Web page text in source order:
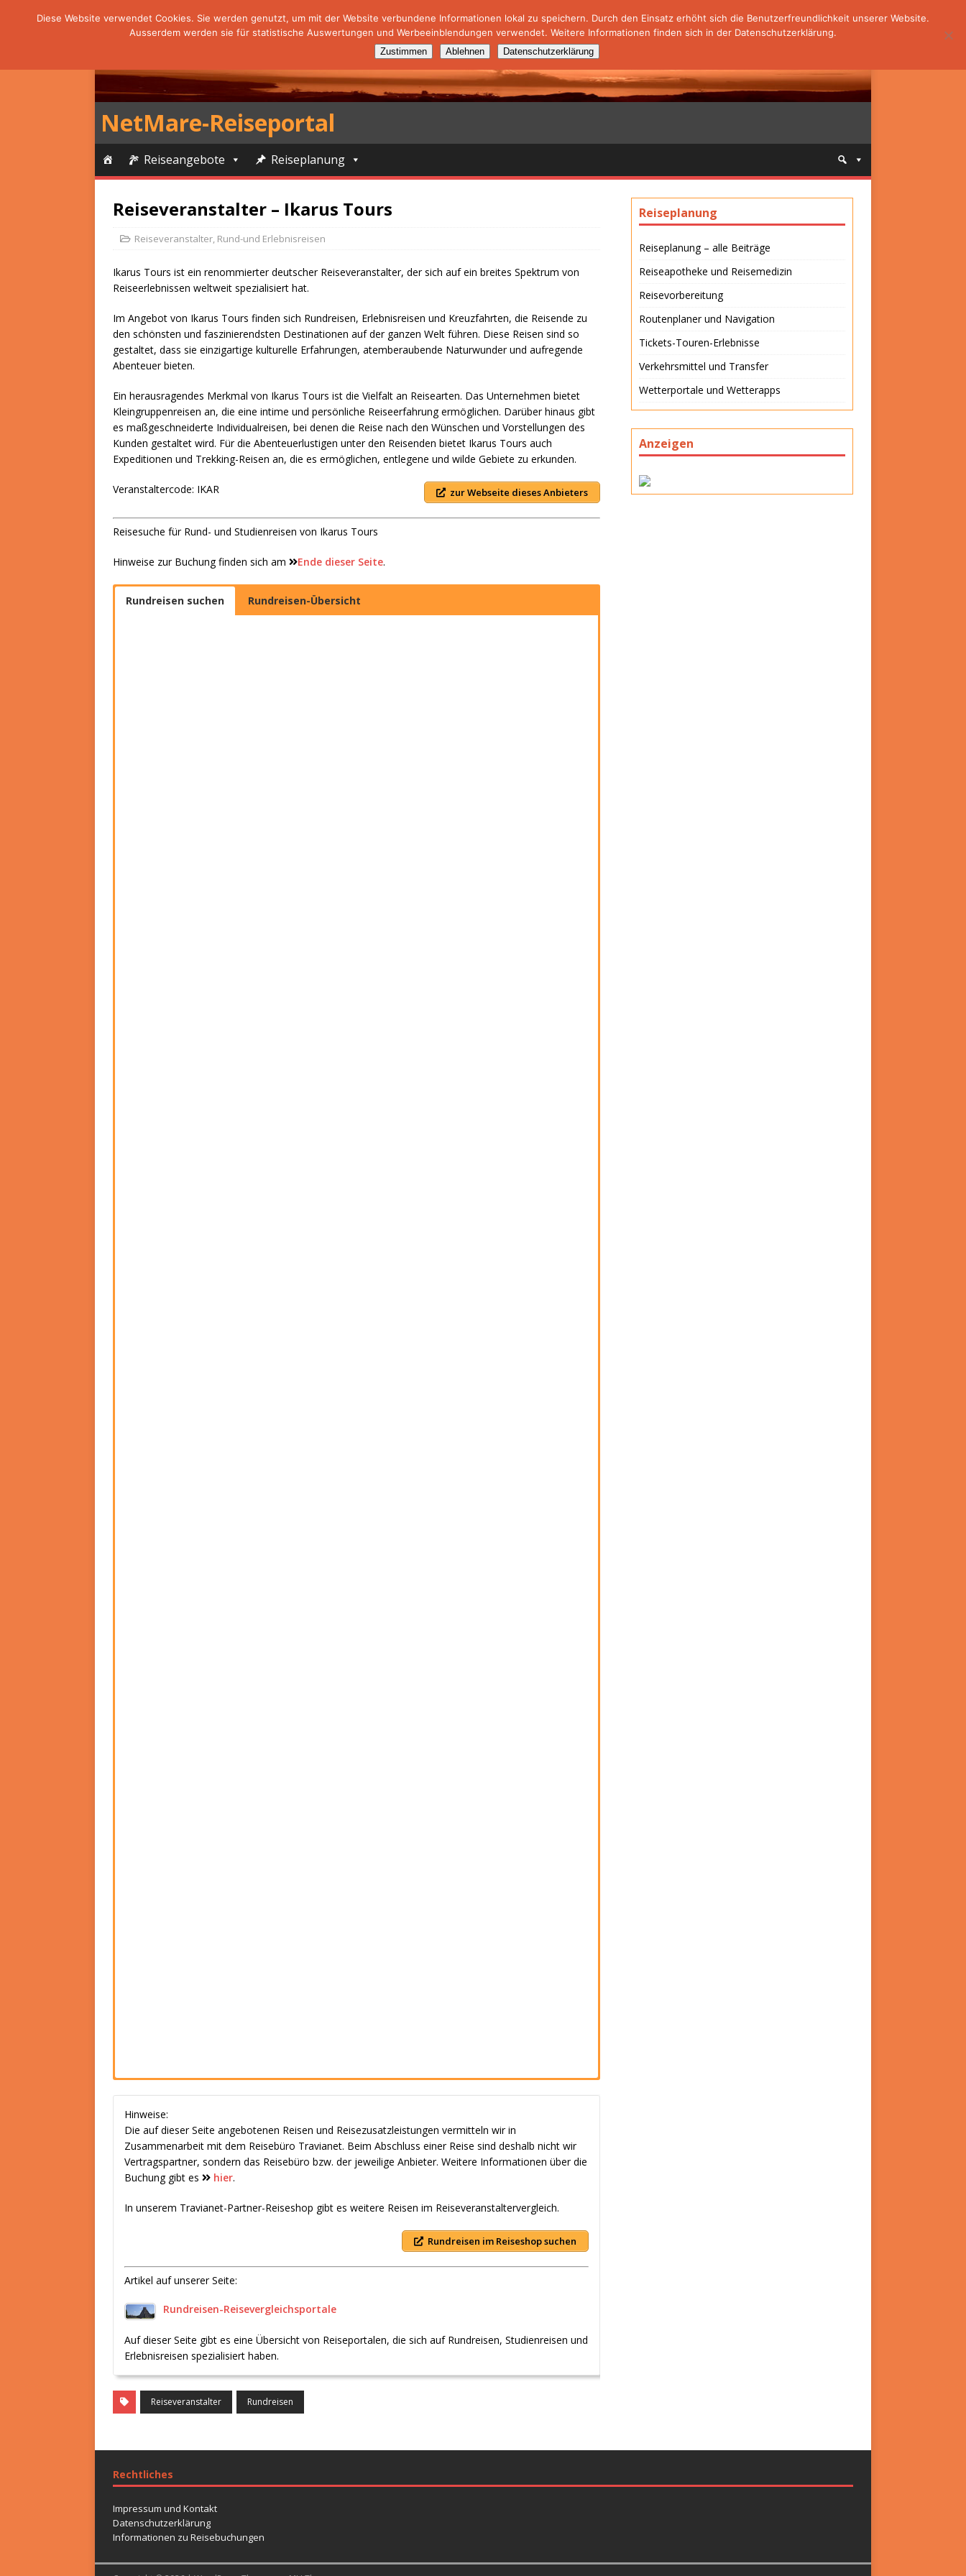
NetMare-Reiseportal
Reiseangebote Reiseplanung
Reiseveranstalter – Ikarus Tours
Reiseveranstalter, Rund-und Erlebnisreisen
Ikarus Tours ist ein renommierter deutscher Reiseveranstalter, der sich auf ein breites Spektrum von
Reiseerlebnissen weltweit spezialisiert hat.
Im Angebot von Ikarus Tours finden sich Rundreisen, Erlebnisreisen und Kreuzfahrten, die Reisende zu
den schönsten und faszinierendsten Destinationen auf der ganzen Welt führen. Diese Reisen sind so
gestaltet, dass sie einzigartige kulturelle Erfahrungen, atemberaubende Naturwunder und aufregende
Abenteuer bieten.
Ein herausragendes Merkmal von Ikarus Tours ist die Vielfalt an Reisearten. Das Unternehmen bietet
Kleingruppenreisen an, die eine intime und persönliche Reiseerfahrung ermöglichen. Darüber hinaus gibt
es maßgeschneiderte Individualreisen, bei denen die Reise nach den Wünschen und Vorstellungen des
Kunden gestaltet wird. Für die Abenteuerlustigen unter den Reisenden bietet Ikarus Tours auch
Expeditionen und Trekking-Reisen an, die es ermöglichen, entlegene und wilde Gebiete zu erkunden.
Veranstaltercode: IKAR zur Webseite dieses Anbieters
Reisesuche für Rund- und Studienreisen von Ikarus Tours
Hinweise zur Buchung finden sich am Ende dieser Seite.
Rundreisen suchen Rundreisen-Übersicht
Hinweise:
Die auf dieser Seite angebotenen Reisen und Reisezusatzleistungen vermitteln wir in
Zusammenarbeit mit dem Reisebüro Travianet. Beim Abschluss einer Reise sind deshalb nicht wir
Vertragspartner, sondern das Reisebüro bzw. der jeweilige Anbieter. Weitere Informationen über die
Buchung gibt es
hier.
In unserem Travianet-Partner-Reiseshop gibt es weitere Reisen im Reiseveranstaltervergleich.
Rundreisen im Reiseshop suchen
Artikel auf unserer Seite:
Rundreisen-Reisevergleichsportale
Auf dieser Seite gibt es eine Übersicht von Reiseportalen, die sich auf Rundreisen, Studienreisen und
Erlebnisreisen spezialisiert haben.
Reiseveranstalter Rundreisen
Reiseplanung
Reiseplanung – alle Beiträge
Reiseapotheke und Reisemedizin
Reisevorbereitung
Routenplaner und Navigation
Tickets-Touren-Erlebnisse
Verkehrsmittel und Transfer
Wetterportale und Wetterapps
Anzeigen
Rechtliches
Impressum und Kontakt
Datenschutzerklärung
Informationen zu Reisebuchungen
Diese Website verwendet Cookies. Sie werden genutzt, um mit der Website verbundene Informationen lokal zu speichern. Durch den Einsatz erhöht sich die Benutzerfreundlichkeit unserer Website.
Ausserdem werden sie für statistische Auswertungen und Werbeeinblendungen verwendet. Weitere Informationen finden sich in der Datenschutzerklärung.
Zustimmen Ablehnen Datenschutzerklärung